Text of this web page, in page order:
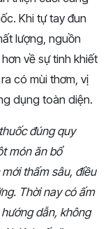
Khi tự tay đun
lượng, nguồn
về sự tinh khiết
có mùi thơm, vị
dụng toàn diện.
đúng quy
món ăn bổ
thấm sâu, điều
Thời nay có ấm
dẫn, không